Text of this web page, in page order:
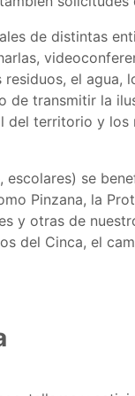
de distintas
el
de transmitir la
del territorio y
se
Pinzana, la
y otras de
del Cinca, el